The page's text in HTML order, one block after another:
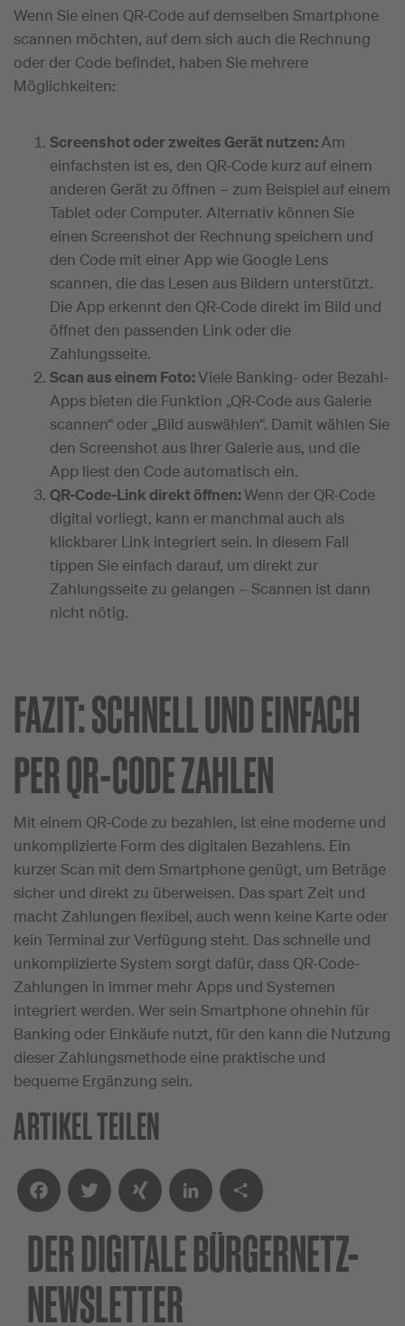
Wenn Sie einen QR-Code auf demselben Smartphone
scannen möchten, auf dem sich auch die Rechnung
oder der Code befindet, haben Sie mehrere
Möglichkeiten:
Screenshot oder zweites Gerät nutzen:Am
einfachsten ist es, den QR-Code kurz auf einem
anderen Gerät zu öffnen – zum Beispiel auf einem
Tablet oder Computer. Alternativ können Sie
einen Screenshot der Rechnung speichern und
den Code mit einer App wie Google Lens
scannen, die das Lesen aus Bildern unterstützt.
Die App erkennt den QR-Code direkt im Bild und
öffnet den passenden Link oder die
Zahlungsseite.
Scan aus einem Foto:Viele Banking- oder Bezahl-
Apps bieten die Funktion „QR-Code aus Galerie
scannen“ oder „Bild auswählen“. Damit wählen Sie
den Screenshot aus Ihrer Galerie aus, und die
App liest den Code automatisch ein.
QR-Code-Link direkt öffnen:Wenn der QR-Code
digital vorliegt, kann er manchmal auch als
klickbarer Link integriert sein. In diesem Fall
tippen Sie einfach darauf, um direkt zur
Zahlungsseite zu gelangen – Scannen ist dann
nicht nötig.
FAZIT: SCHNELL UND EINFACH
PER QR-CODE ZAHLEN
Mit einem QR-Code zu bezahlen, ist eine moderne und
unkomplizierte Form des digitalen Bezahlens. Ein
kurzer Scan mit dem Smartphone genügt, um Beträge
sicher und direkt zu überweisen. Das spart Zeit und
macht Zahlungen flexibel, auch wenn keine Karte oder
kein Terminal zur Verfügung steht. Das schnelle und
unkomplizierte System sorgt dafür, dass QR-Code-
Zahlungen in immer mehr Apps und Systemen
integriert werden. Wer sein Smartphone ohnehin für
Banking oder Einkäufe nutzt, für den kann die Nutzung
dieser Zahlungsmethode eine praktische und
bequeme Ergänzung sein.
ARTIKEL TEILEN
FacebookTwitter XING LinkedInTeilen
DER DIGITALEBÜRGERNETZ-
NEWSLETTER